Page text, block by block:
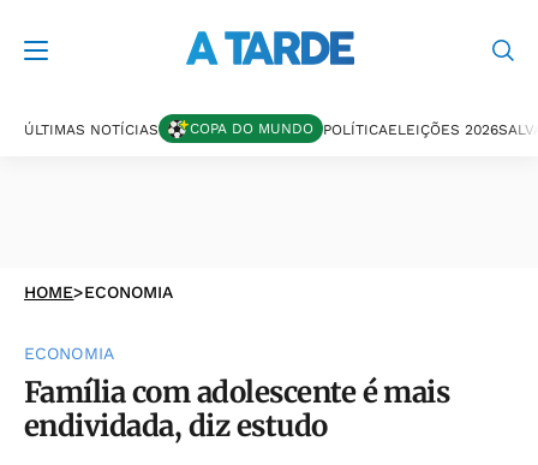
ÚLTIMAS NOTÍCIAS COPA DO MUNDO POLÍTICAELEIÇÕES 2026
HOME>ECONOMIA
ECONOMIA
Família com adolescente é mais
endividada, diz estudo